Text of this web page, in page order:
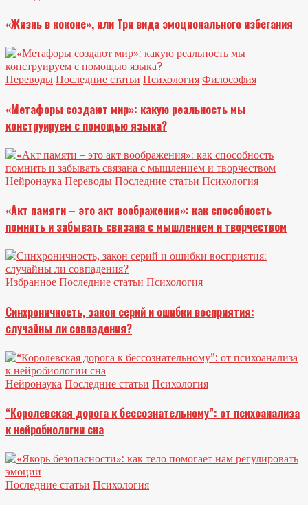
«Жизнь в коконе», или Три вида эмоционального избегания
Переводы Последние статьи Психология Философия
«Метафоры создают мир»: какую реальность мы
конструируем с помощью языка?
Нейронаука Переводы Последние статьи Психология
«Акт памяти – это акт воображения»: как способность
помнить и забывать связана с мышлением и творчеством
Избранное Последние статьи Психология
Синхроничность, закон серий и ошибки восприятия:
случайны ли совпадения?
Нейронаука Последние статьи Психология
“Королевская дорога к бессознательному”: от психоанализа
к нейробиологии сна
Последние статьи Психология